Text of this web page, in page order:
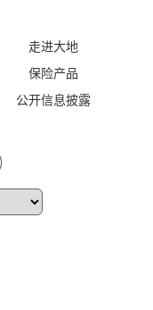
走进大地
保险产品
公开信息披露